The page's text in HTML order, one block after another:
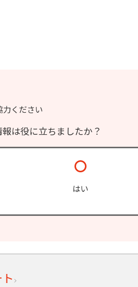
力ください
は役に立ちましたか？
はい